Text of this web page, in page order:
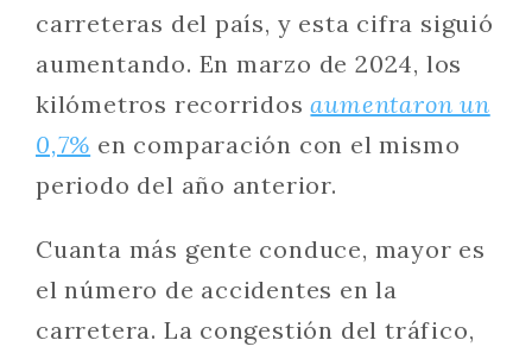
carreteras del país, y esta cifra siguió
aumentando. En marzo de 2024, los
kilómetros recorridosaumentaron un
0,7% en comparación con el mismo
periodo del año anterior.
Cuanta más gente conduce, mayor es
el número de accidentes en la
carretera. La congestión del tráfico,